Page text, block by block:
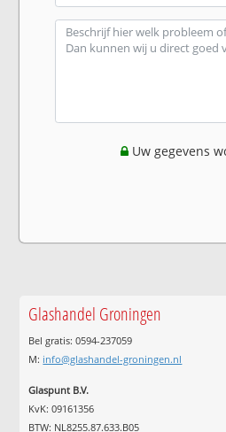
Uw gegevens
Glashandel Groningen
Bel gratis: 0594-237059
M: info@glashandel-groningen.nl
Glaspunt B.V.
KvK: 09161356
BTW: NL8255.87.633.B05